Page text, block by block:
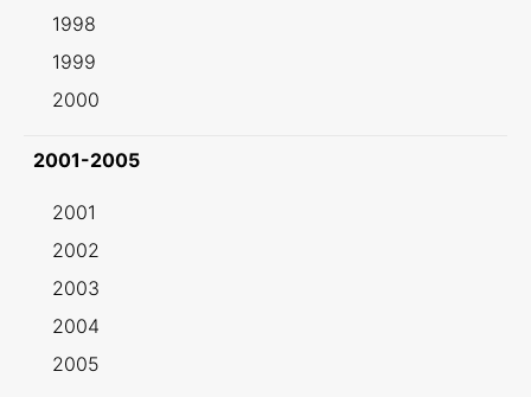
1998
1999
2000
2001-2005
2001
2002
2003
2004
2005